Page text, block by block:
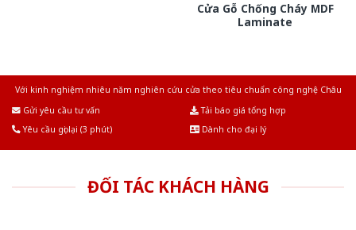
Cửa Gỗ Chống Cháy MDF
Laminate
Với kinh nghiệm nhiêu năm nghiên cứu cửa theo tiêu chuẩn công nghệ Châu
Gửi yêu cầu tư vấn
Tải báo giá tổng hợp
Yêu cầu gọi lại (3 phút)
Dành cho đại lý
ĐỐI TÁC KHÁCH HÀNG